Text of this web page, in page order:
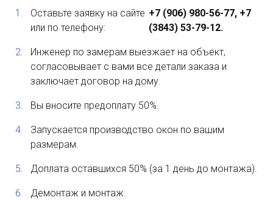
Оставьте заявку на сайте
или по телефону:
+7 (906) 980-56-77, +7
(3843) 53-79-12.
Инженер по замерам выезжает на объект,
согласовывает с вами все детали заказа и
заключает договор на дому.
Вы вносите предоплату 50%.
Запускается производство окон по вашим
размерам.
Доплата оставшихся 50% (за 1 день до монтажа).
Демонтаж и монтаж.